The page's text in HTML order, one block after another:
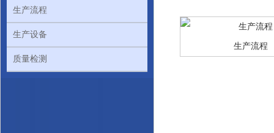
生产流程
生产设备
质量检测
生产流程